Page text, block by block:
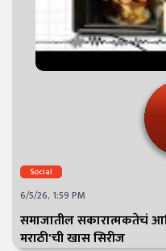
Social
6/5/26, 1:59 PM
समाजातील सकारात्मकतेचं
मराठी'ची खास सिरीज